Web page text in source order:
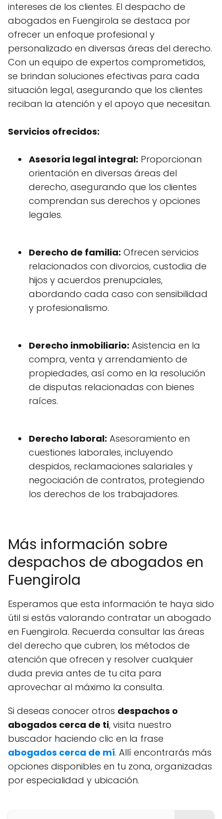
intereses de los clientes. El despacho de
abogados en Fuengirola se destaca por
ofrecer un enfoque profesional y
personalizado en diversas áreas del derecho.
Con un equipo de expertos comprometidos,
se brindan soluciones efectivas para cada
situación legal, asegurando que los clientes
reciban la atención y el apoyo que necesitan.
Servicios ofrecidos:
Asesoría legal integral: Proporcionan
orientación en diversas áreas del
derecho, asegurando que los clientes
comprendan sus derechos y opciones
legales.
Derecho de familia: Ofrecen servicios
relacionados con divorcios, custodia de
hijos y acuerdos prenupciales,
abordando cada caso con sensibilidad
y profesionalismo.
Derecho inmobiliario: Asistencia en la
compra, venta y arrendamiento de
propiedades, así como en la resolución
de disputas relacionadas con bienes
raíces.
Derecho laboral: Asesoramiento en
cuestiones laborales, incluyendo
despidos, reclamaciones salariales y
negociación de contratos, protegiendo
los derechos de los trabajadores.
Más información sobre
despachos de abogados en
Fuengirola
Esperamos que esta información te haya sido
útil si estás valorando contratar un abogado
en Fuengirola. Recuerda consultar las áreas
del derecho que cubren, los métodos de
atención que ofrecen y resolver cualquier
duda previa antes de tu cita para
aprovechar al máximo la consulta.
Si deseas conocer otros despachos o
abogados cerca de ti, visita nuestro
buscador haciendo clic en la frase
abogados cerca de mí. Allí encontrarás más
opciones disponibles en tu zona, organizadas
por especialidad y ubicación.